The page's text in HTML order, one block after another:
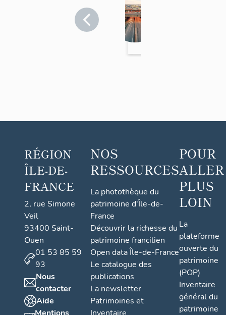
0
1
),
r
l
y
RÉGION
ÎLE-DE-
FRANCE
2, rue Simone
Veil
93400 Saint-
Ouen
01 53 85 59
93
Nous
contacter
Aide
NOS
RESSOURCES
La photothèque du
patrimoine d'Île-de-
France
Découvrir la richesse du
patrimoine francilien
Open data Île-de-France
Le catalogue des
publications
La newsletter
Patrimoines et
POUR
ALLER
PLUS
LOIN
La
plateforme
ouverte du
patrimoine
(POP)
Inventaire
général du
patrimoine